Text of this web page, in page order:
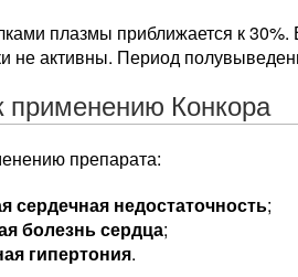
плазмы приближается к
не активны. Период
применению Конкора
препарата:
сердечная недостаточность;
болезнь сердца;
гипертония.